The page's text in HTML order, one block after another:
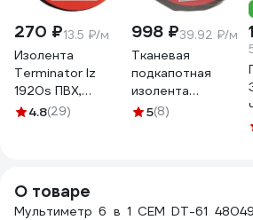
270 ₽13.5 ₽/м
Изолента
Terminator Iz
1920s ПВХ,
черная,
4.8(29)
998 ₽39.92 ₽/м
Тканевая
подкапотная
изолента
Terminator Izt
5(8)
О товаре
Мультиметр 6 в 1 СЕМ DT-61